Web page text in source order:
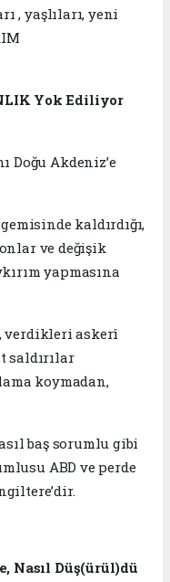
, yaşlıları, yeni
Yok Ediliyor
Doğu Akdeniz’e
kaldırdığı,
ve değişik
yapmasına
verdikleri askerî
saldırılar
koymadan,
baş sorumlu gibi
ABD ve perde
Nasıl Düş(ürül)dü